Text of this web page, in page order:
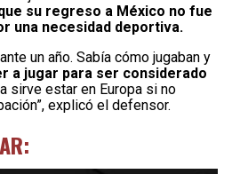
su regreso a México no fue
una necesidad deportiva.
un año. Sabía cómo jugaban y
a jugar para ser considerado
sirve estar en Europa si no
explicó el defensor.